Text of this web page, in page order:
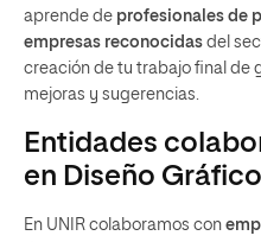
aprende de profesionales de
empresas reconocidas del
creación de tu trabajo final de
mejoras y sugerencias.
Entidades
en Diseño
En UNIR colaboramos con